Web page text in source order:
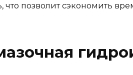
что позволит сэкономить